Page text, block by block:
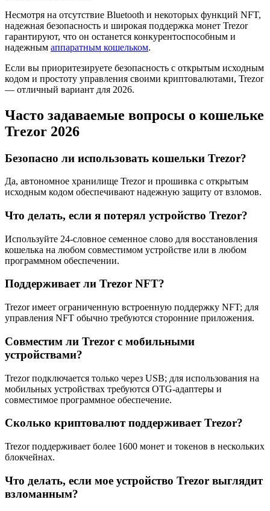
Несмотря на отсутствие Bluetooth и некоторых функций NFT,
надежная безопасность и широкая поддержка монет Trezor
гарантируют, что он останется конкурентоспособным и
надежным аппаратным кошельком.
Если вы приоритезируете безопасность с открытым исходным
кодом и простоту управления своими криптовалютами, Trezor
— отличный вариант для 2026.
Часто задаваемые вопросы о кошельке
Trezor 2026
Безопасно ли использовать кошельки Trezor?
Да, автономное хранилище Trezor и прошивка с открытым
исходным кодом обеспечивают надежную защиту от взломов.
Что делать, если я потерял устройство Trezor?
Используйте 24-словное семенное слово для восстановления
кошелька на любом совместимом устройстве или в любом
программном обеспечении.
Поддерживает ли Trezor NFT?
Trezor имеет ограниченную встроенную поддержку NFT; для
управления NFT обычно требуются сторонние приложения.
Совместим ли Trezor с мобильными
устройствами?
Trezor подключается только через USB; для использования на
мобильных устройствах требуются OTG-адаптеры и
совместимое программное обеспечение.
Сколько криптовалют поддерживает Trezor?
Trezor поддерживает более 1600 монет и токенов в нескольких
блокчейнах.
Что делать, если мое устройство Trezor выглядит
взломанным?